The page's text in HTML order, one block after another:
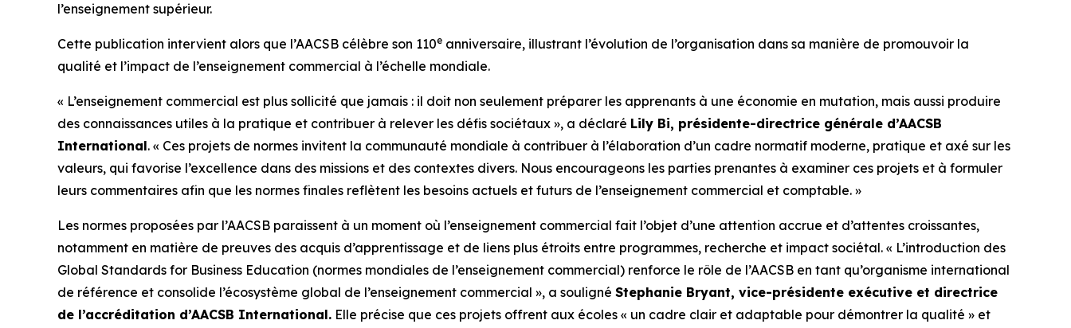
l’enseignement supérieur.
Cette publication intervient alors que l’AACSB célèbre son 110e anniversaire, illustrant l’évolution de l’organisation dans sa manière de promouvoir la
qualité et l’impact de l’enseignement commercial à l’échelle mondiale.
« L’enseignement commercial est plus sollicité que jamais : il doit non seulement préparer les apprenants à une économie en mutation, mais aussi produire
des connaissances utiles à la pratique et contribuer à relever les défis sociétaux », a déclaré Lily Bi, présidente-directrice générale d’AACSB
International. « Ces projets de normes invitent la communauté mondiale à contribuer à l’élaboration d’un cadre normatif moderne, pratique et axé sur les
valeurs, qui favorise l’excellence dans des missions et des contextes divers. Nous encourageons les parties prenantes à examiner ces projets et à formuler
leurs commentaires afin que les normes finales reflètent les besoins actuels et futurs de l’enseignement commercial et comptable. »
Les normes proposées par l’AACSB paraissent à un moment où l’enseignement commercial fait l’objet d’une attention accrue et d’attentes croissantes,
notamment en matière de preuves des acquis d’apprentissage et de liens plus étroits entre programmes, recherche et impact sociétal. « L’introduction des
Global Standards for Business Education (normes mondiales de l’enseignement commercial) renforce le rôle de l’AACSB en tant qu’organisme international
de référence et consolide l’écosystème global de l’enseignement commercial », a souligné Stephanie Bryant, vice-présidente exécutive et directrice
de l’accréditation d’AACSB International. Elle précise que ces projets offrent aux écoles « un cadre clair et adaptable pour démontrer la qualité » et